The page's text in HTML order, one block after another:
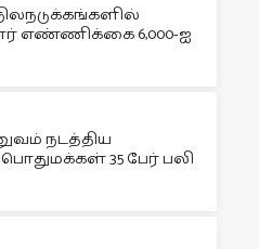
எண்ணிக்கை 6,000-ஐ
நடத்திய
35 பேர் பலி